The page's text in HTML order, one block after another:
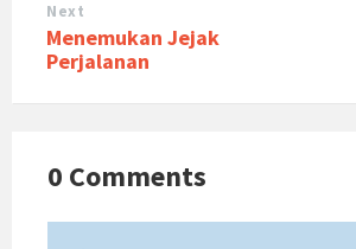
Next
Menemukan Jejak
Perjalanan
0 Comments